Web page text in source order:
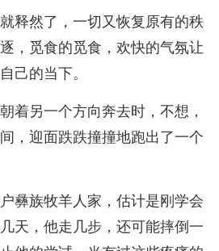
释然了，一切又恢复原有的秩
，觅食的觅食，欢快的气氛让
己的当下。
着另一个方向奔去时，不想，
，迎面跌跌撞撞地跑出了一个
彝族牧羊人家，估计是刚学会
天，他走几步，还可能摔倒一